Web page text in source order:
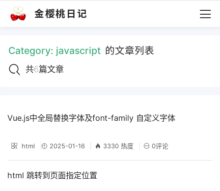
金樱桃日记
Category: javascript 的文章列表
共6篇文章
Vue.js中全局替换字体及font-family 自定义字体
html 2025-01-16 3330 热度 0评论
html 跳转到页面指定位置